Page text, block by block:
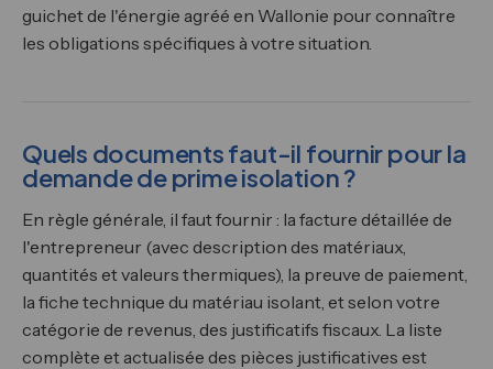
guichet de l'énergie agréé en Wallonie pour connaître
les obligations spécifiques à votre situation.
Quels documents faut-il fournir pour la
demande de prime isolation ?
En règle générale, il faut fournir : la facture détaillée de
l'entrepreneur (avec description des matériaux,
quantités et valeurs thermiques), la preuve de paiement,
la fiche technique du matériau isolant, et selon votre
catégorie de revenus, des justificatifs fiscaux. La liste
complète et actualisée des pièces justificatives est